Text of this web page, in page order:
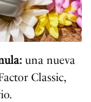
una nueva
Classic,